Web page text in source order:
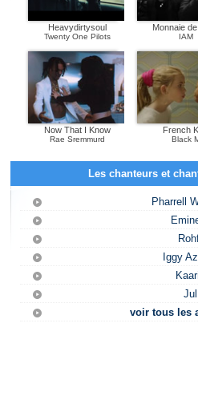
Heavydirtysoul
Twenty One Pilots
Monnaie
IAM
Now That I Know
Rae Sremmurd
French
Black
Les chanteurs et
Pharrell
Iggy
Jul
voir tous les